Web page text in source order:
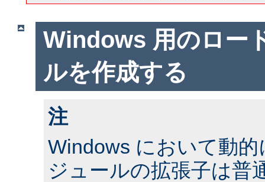
Windows 用のロー
ルを作成する
注
Windows において動
ジュールの拡張子は普